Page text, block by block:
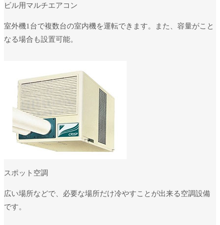
ビル用マルチエアコン
室外機1台で複数台の室内機を運転できます。また、容量がこと
なる場合も設置可能。
スポット空調
広い場所などで、必要な場所だけ冷やすことが出来る空調設備
です。